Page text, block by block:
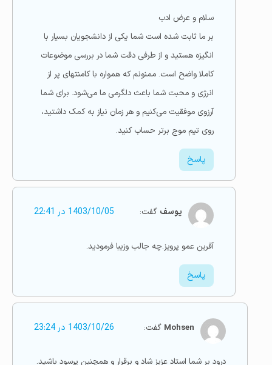
سلام و عرض ادب
بر ما ثابت شده است شما یکی از دانشجویان بسیار با
انگیزه هستید و از طرفی دقت شما در بررسی موضوعات
کاملا واضح است. ممنونم که همواره با کامنتهای پر از
انرژی و محبت شما باعث دلگرمی ما می‌شود. برای شما
آرزوی موفقیت می‌کنیم و هر زمان نیاز به کمک داشتید،
روی تیم موج برتر حساب کنید.
پاسخ
یوسف گفت: 1403/10/05 در 22:41
آفرین عمو پرویز.چه جالب وزیبا فرمودید.
پاسخ
Mohsen گفت: 1403/10/26 در 23:24
درود بر شما استاد عزیز شاد و برقرار و همچنین پرسود باشید.